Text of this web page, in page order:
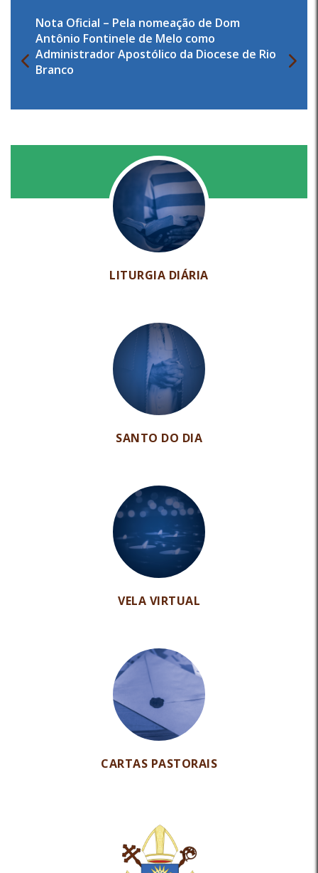
Nota Oficial – Pela nomeação de Dom
Antônio Fontinele de Melo como
Administrador Apostólico da Diocese de Rio
Branco
LITURGIA DIÁRIA
SANTO DO DIA
VELA VIRTUAL
CARTAS PASTORAIS